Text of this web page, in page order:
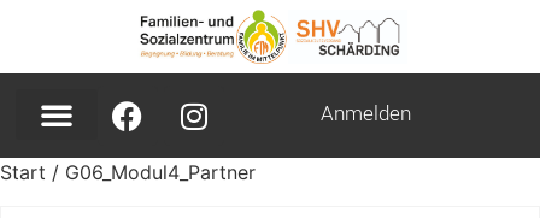
Anmelden
Start / G06_Modul4_Partner